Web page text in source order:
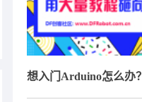
想入门Arduino怎么办？